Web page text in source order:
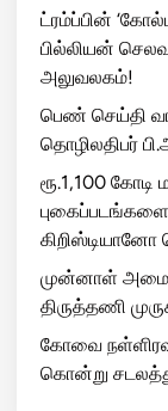
ட்ரம்ப்பின்
பில்லியன்
அலுவலகம்!
பெண் செய்தி
தொழிலதிபர்
ரூ.1,100 கோடி
புகைப்படங்களை
முன்னாள்
திருத்தணி
கோவை
கொன்று